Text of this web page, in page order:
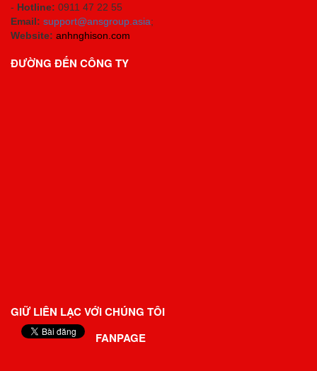
- Hotline: 0911 47 22 55
Email: support@ansgroup.asia;
Website: anhnghison.com
ĐƯỜNG ĐẾN CÔNG TY
GIỮ LIÊN LẠC VỚI CHÚNG TÔI
FANPAGE